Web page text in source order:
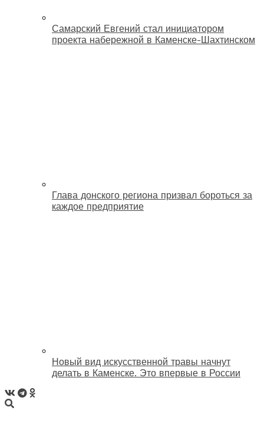
Самарский Евгений стал инициатором
проекта набережной в Каменске-Шахтинском
Глава донского региона призвал бороться за
каждое предприятие
Новый вид искусственной травы начнут
делать в Каменске. Это впервые в России